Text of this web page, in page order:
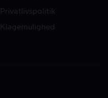
Privatlivspolitik
Klagemulighed